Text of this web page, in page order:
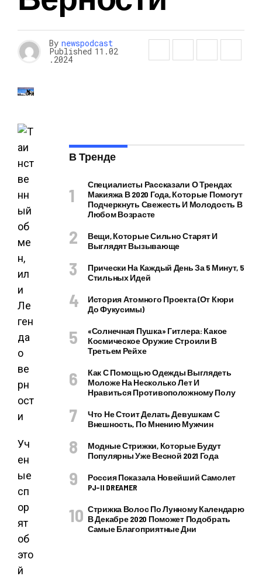
By newspodcast
Published 11.02
.2024
Уч
ен
ые
сп
ор
ят
об
это
й
В Тренде
Специалисты Рассказали О Трендах
Макияжа В 2020 Года, Которые Помогут
Подчеркнуть Свежесть И Молодость В
Любом Возрасте
Вещи, Которые Сильно Старят И
Выглядят Вызывающе
Прически На Каждый День За 5 Минут, 5
Стильных Идей
История Атомного Проекта (от Кюри
До Фукусимы)
«Солнечная Пушка» Гитлера: Какое
Космическое Оружие Строили В
Третьем Рейхе
Как С Помощью Одежды Выглядеть
Моложе На Несколько Лет И
Нравиться Противоположному Полу
Что Не Стоит Делать Девушкам С
Внешность, По Мнению Мужчин
Модные Стрижки, Которые Будут
Популярны Уже Весной 2021 Года
Россия Показала Новейший Самолет
PJ–II DREAMER
Стрижка Волос По Лунному Календарю
В Декабре 2020 Поможет Подобрать
Самые Благоприятные Дни